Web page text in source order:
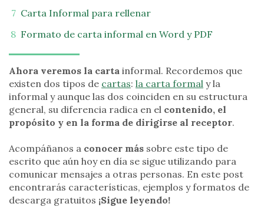
Carta Informal para rellenar
Formato de carta informal en Word y PDF
Ahora veremos la carta informal. Recordemos que
existen dos tipos de cartas: la carta formal y la
informal y aunque las dos coinciden en su estructura
general, su diferencia radica en el contenido, el
propósito y en la forma de dirigirse al receptor.
Acompáñanos a conocer más sobre este tipo de
escrito que aún hoy en día se sigue utilizando para
comunicar mensajes a otras personas. En este post
encontrarás características, ejemplos y formatos de
descarga gratuitos ¡Sigue leyendo!